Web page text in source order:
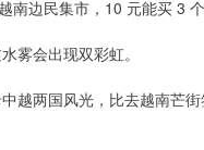
南边民集市，10 元能买 3 个
雾会出现双彩虹。​
越两国风光，比去越南芒街